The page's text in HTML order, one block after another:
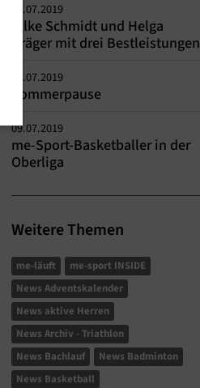
15.07.2019
Silke Schmidt und Helga
Dräger mit drei Bestleistungen
11.07.2019
Sommerpause
09.07.2019
me-Sport-Basketballer in der
Oberliga
Weitere Themen
me-läuft
me-sport INSIDE
News Adventskalender
News aktive Herren
News Archiv - Triathlon
News Bachlauf
News Badminton
News Basketball